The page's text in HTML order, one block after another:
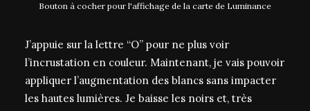
Bouton à cocher pour l'affichage de la carte de Luminance
J’appuie sur la lettre “O” pour ne plus voir
l’incrustation en couleur. Maintenant, je vais pouvoir
appliquer l’augmentation des blancs sans impacter
les hautes lumières. Je baisse les noirs et, très